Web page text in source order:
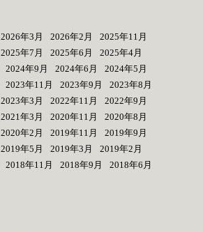
2026年3月 2026年2月
2025年11月
2025年7月 2025年6月
2025年4月
2024年9月 2024年6月
2024年5月
2023年11月 2023年9月
2023年8月
2023年3月 2022年11月
2022年9月
2021年3月 2020年11月
2020年8月
2020年2月 2019年11月
2019年9月
2019年5月 2019年3月
2019年2月
2018年11月 2018年9月
2018年6月